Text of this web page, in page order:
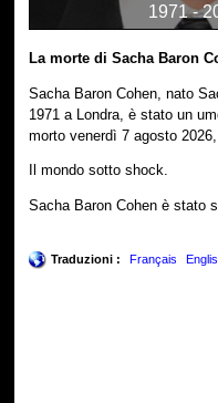
1971 -
La morte di Sacha Baron
Sacha Baron Cohen, nato
1971 a Londra, è stato un
morto venerdì 7 agosto
Il mondo sotto shock.
Sacha Baron Cohen è stato
Traduzioni : Français